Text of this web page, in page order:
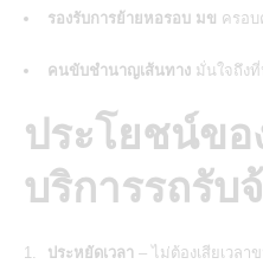
รองรับการย้ายหอรอบ มข ครอบ
คนขับชำนาญเส้นทาง มั่นใจถึงที่
ประโยชน์ขอ
บริการรถรับ
ประหยัดเวลา – ไม่ต้องเสียเวลา